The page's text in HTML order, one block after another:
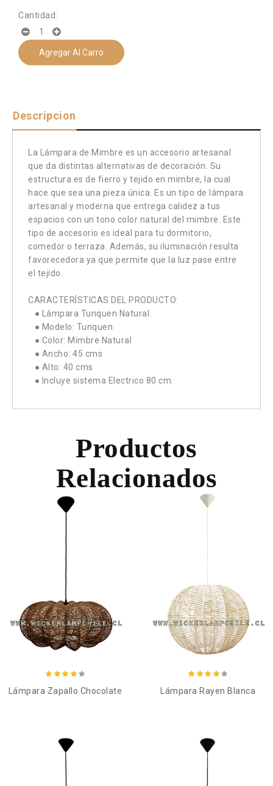
Cantidad:
Agregar Al Carro
Descripcion
La Lámpara de Mimbre es un accesorio artesanal
que da distintas alternativas de decoración. Su
estructura es de fierro y tejido en mimbre, la cual
hace que sea una pieza única. Es un tipo de lámpara
artesanal y moderna que entrega calidez a tus
espacios con un tono color natural del mimbre. Este
tipo de accesorio es ideal para tu dormitorio,
comedor o terraza. Además, su iluminación resulta
favorecedora ya que permite que la luz pase entre
el tejido.
CARACTERÍSTICAS DEL PRODUCTO:
● Lámpara Tunquen Natural.
● Modelo: Tunquen
● Color: Mimbre Natural
● Ancho: 45 cms
● Alto: 40 cms
● Incluye sistema Electrico 80 cm.
Productos
Relacionados
Añadir al carro
Lámpara Zapallo Chocolate
Añadir al carro
Lámpara Rayen Blanca